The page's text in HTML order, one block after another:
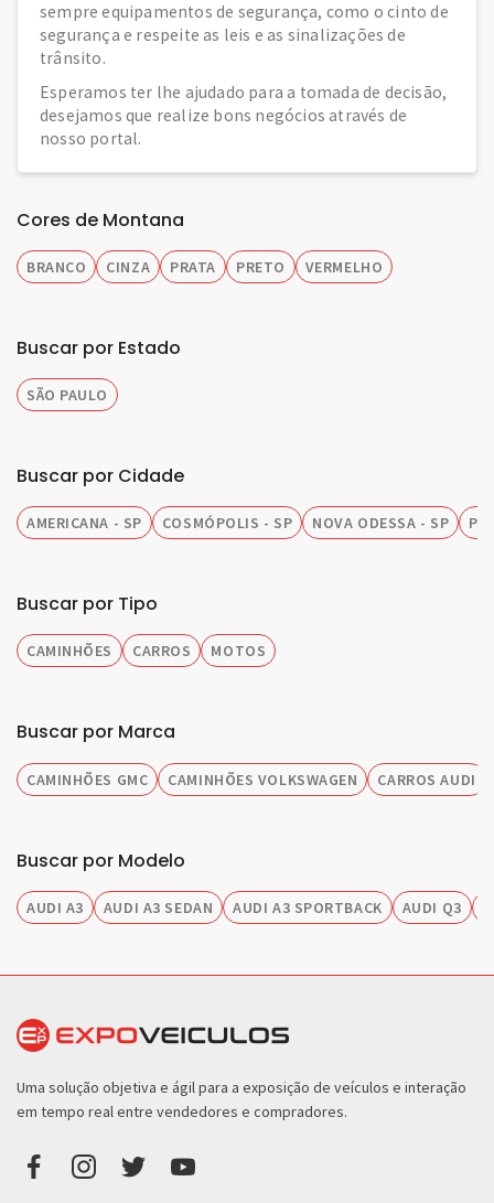
sempre equipamentos de segurança, como o cinto de
segurança e respeite as leis e as sinalizações de
trânsito.
Esperamos ter lhe ajudado para a tomada de decisão,
desejamos que realize bons negócios através de
nosso portal.
Cores de Montana
BRANCO CINZA PRATA PRETO VERMELHO
Buscar por Estado
SÃO PAULO
Buscar por Cidade
AMERICANA - SP COSMÓPOLIS - SP NOVA ODESSA - SP
Buscar por Tipo
CAMINHÕES CARROS MOTOS
Buscar por Marca
CAMINHÕES GMC CAMINHÕES VOLKSWAGEN CARROS AUDI
Buscar por Modelo
AUDI A3 AUDI A3 SEDAN AUDI A3 SPORTBACK AUDI Q3
Uma solução objetiva e ágil para a exposição de veículos e interação
em tempo real entre vendedores e compradores.